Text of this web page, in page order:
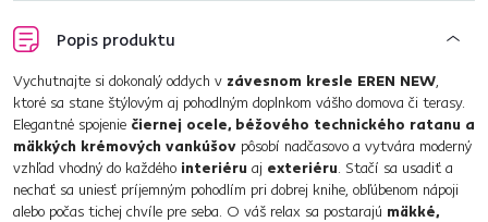
Popis produktu
Vychutnajte si dokonalý oddych v závesnom kresle EREN NEW,
ktoré sa stane štýlovým aj pohodlným doplnkom vášho domova či terasy.
Elegantné spojenie čiernej ocele, béžového technického ratanu a
mäkkých krémových vankúšov pôsobí nadčasovo a vytvára moderný
vzhľad vhodný do každého interiéru aj exteriéru. Stačí sa usadiť a
nechať sa uniesť príjemným pohodlím pri dobrej knihe, obľúbenom nápoji
alebo počas tichej chvíle pre seba. O váš relax sa postarajú mäkké,